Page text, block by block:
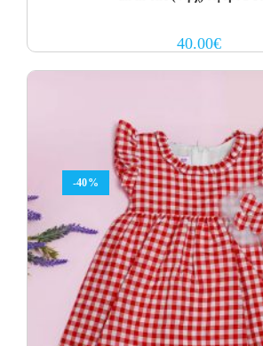
40.00€
-40%